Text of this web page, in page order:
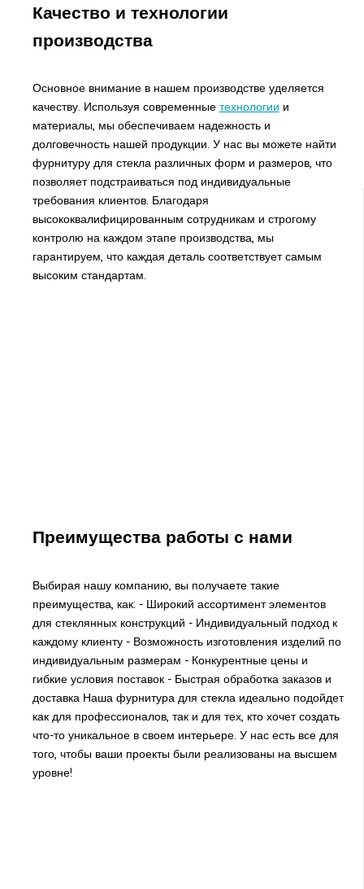
Качество и технологии
производства
Основное внимание в нашем производстве уделяется
качеству. Используя современные технологии и
материалы, мы обеспечиваем надежность и
долговечность нашей продукции. У нас вы можете найти
фурнитуру для стекла различных форм и размеров, что
позволяет подстраиваться под индивидуальные
требования клиентов. Благодаря
высококвалифицированным сотрудникам и строгому
контролю на каждом этапе производства, мы
гарантируем, что каждая деталь соответствует самым
высоким стандартам.
Преимущества работы с нами
Выбирая нашу компанию, вы получаете такие
преимущества, как: - Широкий ассортимент элементов
для стеклянных конструкций - Индивидуальный подход к
каждому клиенту - Возможность изготовления изделий по
индивидуальным размерам - Конкурентные цены и
гибкие условия поставок - Быстрая обработка заказов и
доставка Наша фурнитура для стекла идеально подойдет
как для профессионалов, так и для тех, кто хочет создать
что-то уникальное в своем интерьере. У нас есть все для
того, чтобы ваши проекты были реализованы на высшем
уровне!